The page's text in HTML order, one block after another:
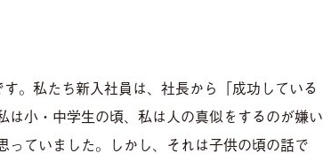
。私たち新入社員は、社長から「成功している
小・中学生の頃、私は人の真似をするのが嫌い
ていました。しかし、それは子供の頃の話で